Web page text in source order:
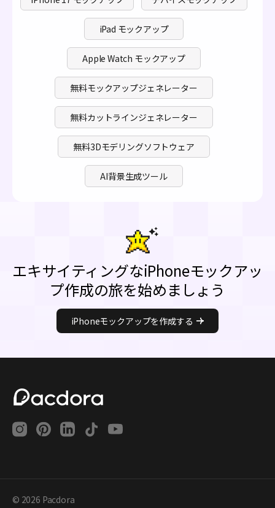
iPad モックアップ
Apple Watch モックアップ
無料モックアップジェネレーター
無料カットラインジェネレーター
無料3Dモデリングソフトウェア
AI背景生成ツール
エキサイティングなiPhoneモックアッ
プ作成の旅を始めましょう
iPhoneモックアップを作成する
© 2026 Pacdora